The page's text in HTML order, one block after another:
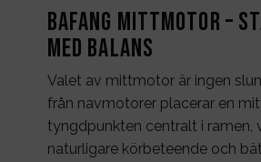
Bafang mittmotor –
med balans
Valet av mittmotor är ingen
från navmotorer placerar en
tyngdpunkten centralt i ramen,
naturligare körbeteende och